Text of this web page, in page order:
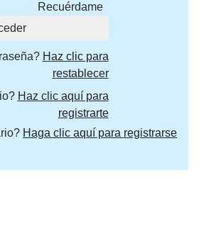
Recuérdame
Haz clic para
restablecer
Haz clic aquí para
registrarte
Haga clic aquí para registrarse